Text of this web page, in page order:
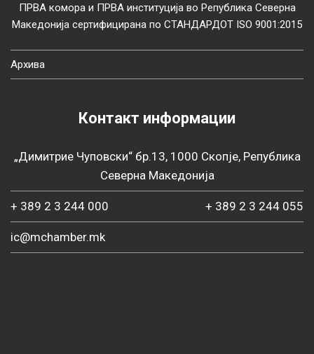
ПРВА комора и ПРВА институција во Република Северна
Македонија сертифицирана по СТАНДАРДОТ ISO 9001:2015
Архива
Контакт информации
„Димитрие Чуповски“ бр.13, 1000 Скопје, Република
Северна Македонија
+ 389 2 3 244 000 + 389 2 3 244 055
ic@mchamber.mk